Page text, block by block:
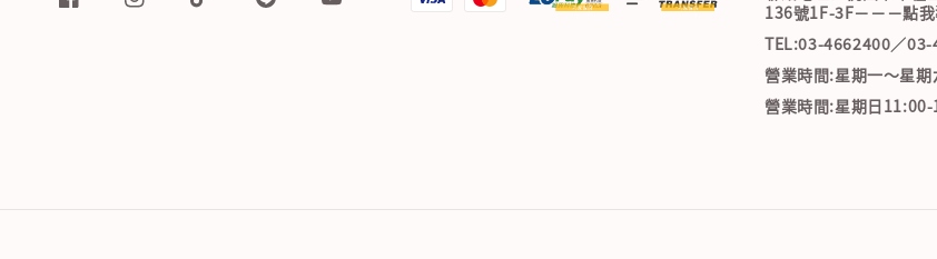
136號1F-3F－－－點
TEL:03-4662400／
營業時間:星期一～星
營業時間:星期日